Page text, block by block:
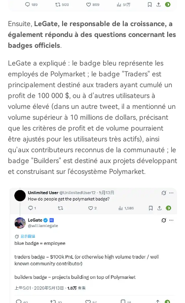
Ensuite, LeGate, le responsable de la croissance, a
également répondu à des questions concernant les
badges officiels.
LeGate a expliqué : le badge bleu représente les
employés de Polymarket ; le badge "Traders" est
principalement destiné aux traders ayant cumulé un
profit de 100 000 $, ou à d'autres utilisateurs à
volume élevé (dans un autre tweet, il a mentionné un
volume supérieur à 10 millions de dollars, précisant
que les critères de profit et de volume pourraient
être ajustés pour les utilisateurs très actifs), ainsi
qu'aux contributeurs reconnus de la communauté ; le
badge "Builders" est destiné aux projets développant
et construisant sur l'écosystème Polymarket.